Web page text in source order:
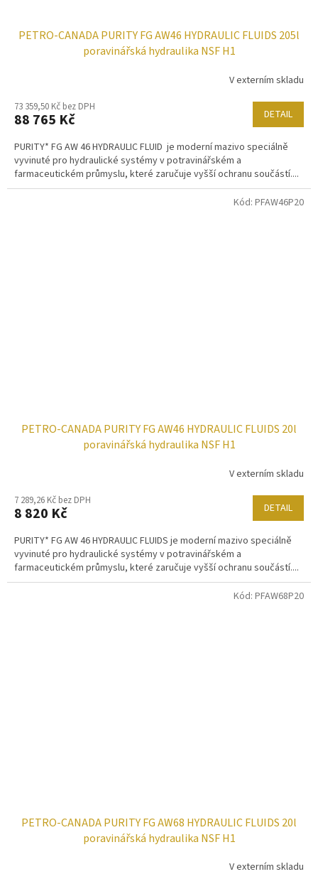
PETRO-CANADA PURITY FG AW46 HYDRAULIC FLUIDS 205l
poravinářská hydraulika NSF H1
V externím skladu
73 359,50 Kč bez DPH
88 765 Kč DETAIL
PURITY* FG AW 46 HYDRAULIC FLUID je moderní mazivo speciálně
vyvinuté pro hydraulické systémy v potravinářském a
farmaceutickém průmyslu, které zaručuje vyšší ochranu součástí....
PETRO-CANADA PURITY FG AW46 HYDRAULIC FLUIDS 20l
poravinářská hydraulika NSF H1
V externím skladu
7 289,26 Kč bez DPH
8 820 Kč DETAIL
PURITY* FG AW 46 HYDRAULIC FLUIDS je moderní mazivo speciálně
vyvinuté pro hydraulické systémy v potravinářském a
farmaceutickém průmyslu, které zaručuje vyšší ochranu součástí....
Kód: PFAW46P20
PETRO-CANADA PURITY FG AW68 HYDRAULIC FLUIDS 20l
poravinářská hydraulika NSF H1
V externím skladu
Kód: PFAW68P20